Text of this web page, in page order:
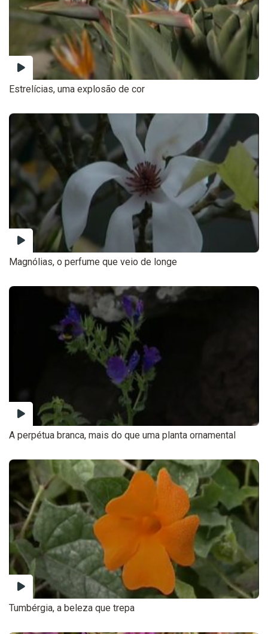
Estrelícias, uma explosão de cor
Magnólias, o perfume que veio de longe
A perpétua branca, mais do que uma planta ornamental
Tumbérgia, a beleza que trepa